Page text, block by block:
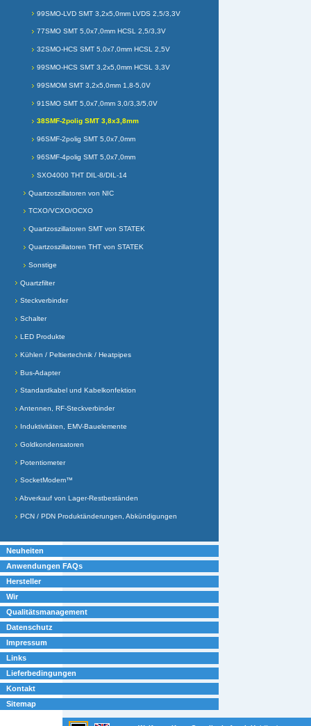
99SMO-LVD SMT 3,2x5,0mm LVDS 2,5/3,3V
77SMO SMT 5,0x7,0mm HCSL 2,5/3,3V
32SMO-HCS SMT 5,0x7,0mm HCSL 2,5V
99SMO-HCS SMT 3,2x5,0mm HCSL 3,3V
99SMOM SMT 3,2x5,0mm 1,8-5,0V
91SMO SMT 5,0x7,0mm 3,0/3,3/5,0V
38SMF-2polig SMT 3,8x3,8mm
96SMF-2polig SMT 5,0x7,0mm
96SMF-4polig SMT 5,0x7,0mm
SXO4000 THT DIL-8/DIL-14
Quartzoszillatoren von NIC
TCXO/VCXO/OCXO
Quartzoszillatoren SMT von STATEK
Quartzoszillatoren THT von STATEK
Sonstige
Quartzfilter
Steckverbinder
Schalter
LED Produkte
Kühlen / Peltiertechnik / Heatpipes
Bus-Adapter
Standardkabel und Kabelkonfektion
Antennen, RF-Steckverbinder
Induktivitäten, EMV-Bauelemente
Goldkondensatoren
Potentiometer
SocketModem™
Abverkauf von Lager-Restbeständen
PCN / PDN Produktänderungen, Abkündigungen
Neuheiten
Anwendungen FAQs
Hersteller
Wir
Qualitätsmanagement
Datenschutz
Impressum
Links
Lieferbedingungen
Kontakt
Sitemap